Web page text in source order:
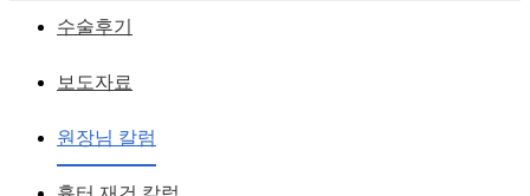
수술후기
보도자료
원장님 칼럼
앞트임흉터도 생기고, 눈은 졸려보여요
황성호 원장작성일